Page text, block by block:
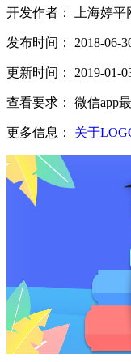
开发作者： 上海婷平
发布时间： 2018-06-
更新时间： 2019-01-
查看要求： 微信app
更多信息： 关于